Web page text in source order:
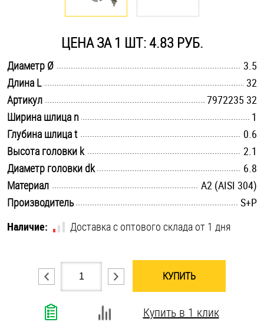
Саморезы и шурупы
Стопорные кольца
Такелаж
Хомуты
Шайбы
Шпильки
Шплинты
Штифты и пальцы
ЦЕНА ЗА 1 ШТ: 4.83 РУБ.
Диаметр Ø
3.5
Длина L
32
Артикул
7972235 32
Ширина шлица n
1
Глубина шлица t
0.6
Высота головки k
2.1
Диаметр головки dk
6.8
Материал
А2 (AISI 304)
Производитель
S+P
Наличие:
Доставка с оптового склада от 1 дня
КУПИТЬ
Купить в 1 клик